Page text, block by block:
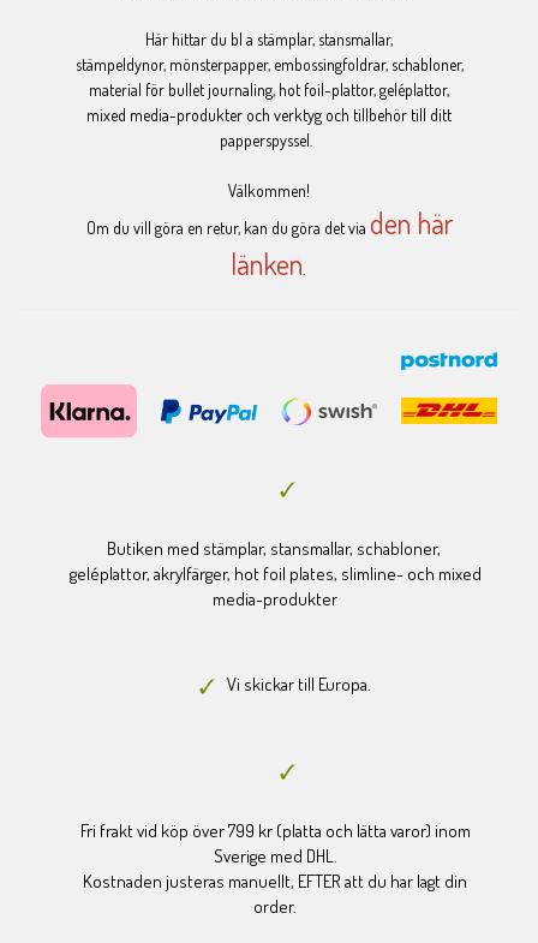
Här hittar du bl a stämplar, stansmallar,
stämpeldynor, mönsterpapper, embossingfoldrar, schabloner,
material för bullet journaling, hot foil-plattor, geléplattor,
mixed media-produkter och verktyg och tillbehör till ditt
papperspyssel.
Välkommen!
Om du vill göra en retur, kan du göra det via den här
länken
Butiken med stämplar, stansmallar, schabloner,
geléplattor, akrylfärger, hot foil plates, slimline- och mixed
media-produkter
Vi skickar till Europa.
Fri frakt vid köp över 799 kr (platta och lätta varor) inom
Sverige med DHL.
Kostnaden justeras manuellt, EFTER att du har lagt din
order.